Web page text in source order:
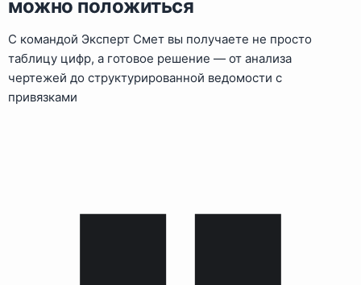
можно положиться
С командой Эксперт Смет вы получаете не просто
таблицу цифр, а готовое решение — от анализа
чертежей до структурированной ведомости с
привязками